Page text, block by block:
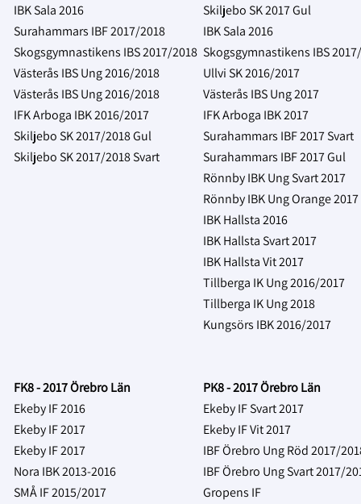
IBK Sala 2016
Skiljebo SK 2017 Gul
Surahammars IBF 2017/2018
IBK Sala 2016
Skogsgymnastikens IBS 2017/2018 Skogsgymnastikens IBS
Västerås IBS Ung 2016/2018
Ullvi SK 2016/2017
Västerås IBS Ung 2016/2018
Västerås IBS Ung 2017
IFK Arboga IBK 2016/2017
IFK Arboga IBK 2017
Skiljebo SK 2017/2018 Gul
Surahammars IBF 2017 Svart
Skiljebo SK 2017/2018 Svart
Surahammars IBF 2017 Gul
Rönnby IBK Ung Svart 2017
Rönnby IBK Ung Orange 2017
IBK Hallsta 2016
IBK Hallsta Svart 2017
IBK Hallsta Vit 2017
Tillberga IK Ung 2016/2017
Tillberga IK Ung 2018
Kungsörs IBK 2016/2017
FK8 - 2017 Örebro Län
PK8 - 2017 Örebro Län
Ekeby IF 2016
Ekeby IF Svart 2017
Ekeby IF 2017
Ekeby IF Vit 2017
Ekeby IF 2017
IBF Örebro Ung Röd 2017/
Nora IBK 2013-2016
IBF Örebro Ung Svart 2017/
SMÅ IF 2015/2017
Gropens IF